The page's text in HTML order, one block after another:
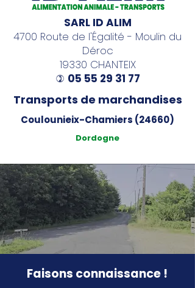
SARL ID ALIM
4700 Route de l'Égalité - Moulin du
Déroc
19330 CHANTEIX
) 05 55 29 31 77
Transports de marchandises
Coulounieix-Chamiers (24660)
Dordogne
Faisons connaissance !